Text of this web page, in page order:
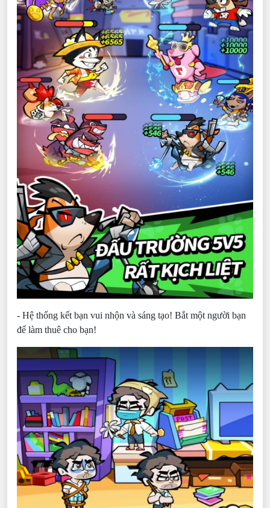
- Hệ thống kết bạn vui nhộn và sáng tạo! Bắt một người bạn
để làm thuê cho bạn!